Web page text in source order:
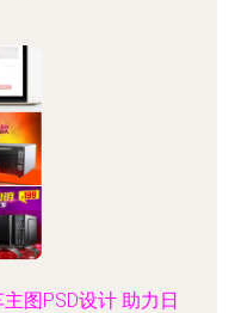
图PSD设计 助力日